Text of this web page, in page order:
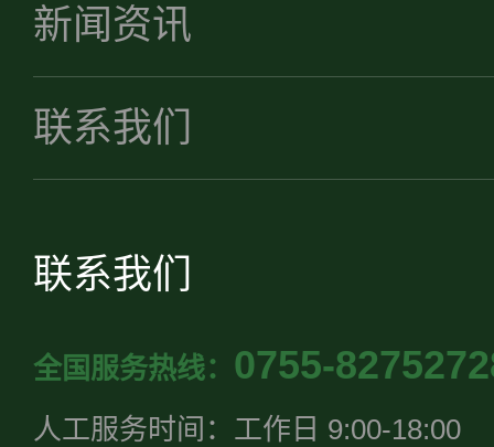
新闻资讯
联系我们
联系我们
全国服务热线： 0755-
人工服务时间：工作日 9:00-18:00